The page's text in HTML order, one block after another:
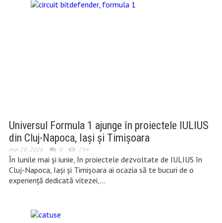
Universul Formula 1 ajunge în proiectele IULIUS
din Cluj-Napoca, Iași și Timișoara
mai 28, 2026 0 244
În lunile mai și iunie, în proiectele dezvoltate de IULIUS în
Cluj-Napoca, Iași și Timișoara ai ocazia să te bucuri de o
experiență dedicată vitezei,…